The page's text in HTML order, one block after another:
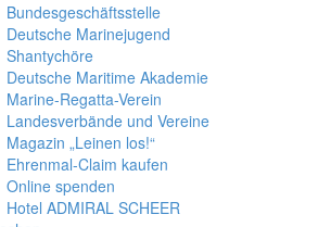
Bundesgeschäftsstelle
Deutsche Marinejugend
Shantychöre
Deutsche Maritime Akademie
Marine-Regatta-Verein
Landesverbände und Vereine
Magazin „Leinen los!“
Ehrenmal-Claim kaufen
Online spenden
Hotel ADMIRAL SCHEER